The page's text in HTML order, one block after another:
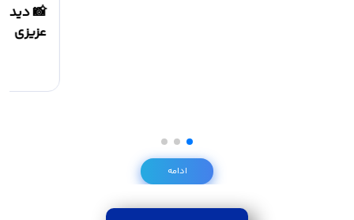
ادامه